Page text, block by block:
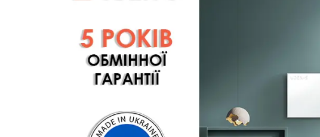
для
Рекомендую